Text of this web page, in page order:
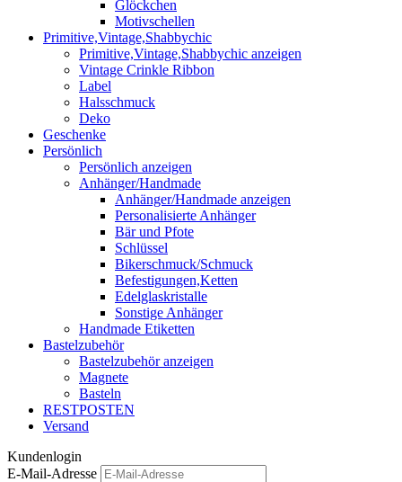
Glöckchen
Motivschellen
Primitive,Vintage,Shabbychic
Primitive,Vintage,Shabbychic anzeigen
Vintage Crinkle Ribbon
Label
Halsschmuck
Deko
Geschenke
Persönlich
Persönlich anzeigen
Anhänger/Handmade
Anhänger/Handmade anzeigen
Personalisierte Anhänger
Bär und Pfote
Schlüssel
Bikerschmuck/Schmuck
Befestigungen,Ketten
Edelglaskristalle
Sonstige Anhänger
Handmade Etiketten
Bastelzubehör
Bastelzubehör anzeigen
Magnete
Basteln
RESTPOSTEN
Versand
Kundenlogin
E-Mail-Adresse